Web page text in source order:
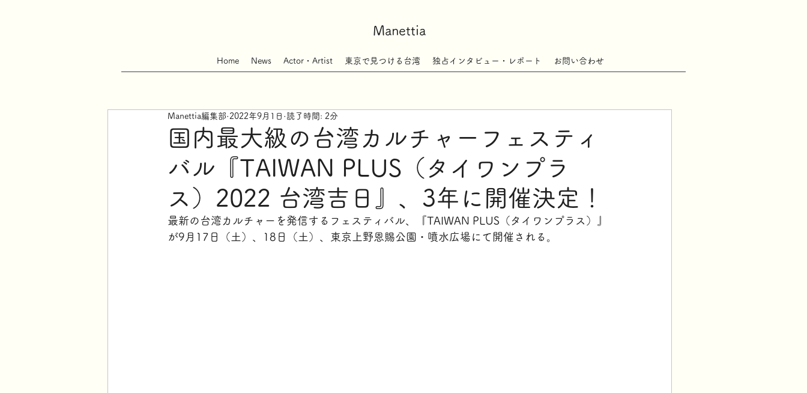
Manettia
Home News Actor・Artist 東京で見つける台湾 独占インタビュー・レポート お問い合わせ
国内最大級の台湾カルチャーフェスティ
バル『TAIWAN PLUS（タイワンプラ
ス）2022 台湾吉日』、3年に開催決定！
Manettia編集部 2022年9月1日 読了時間: 2分
最新の台湾カルチャーを発信するフェスティバル、『TAIWAN PLUS（タイワンプラス）』
が9月17日（土）、18日（土）、東京上野恩賜公園・噴水広場にて開催される。